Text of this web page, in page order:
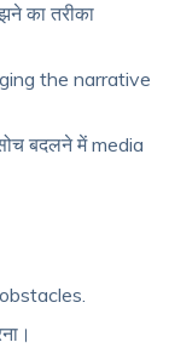
का तरीका
the narrative
बदलने में media